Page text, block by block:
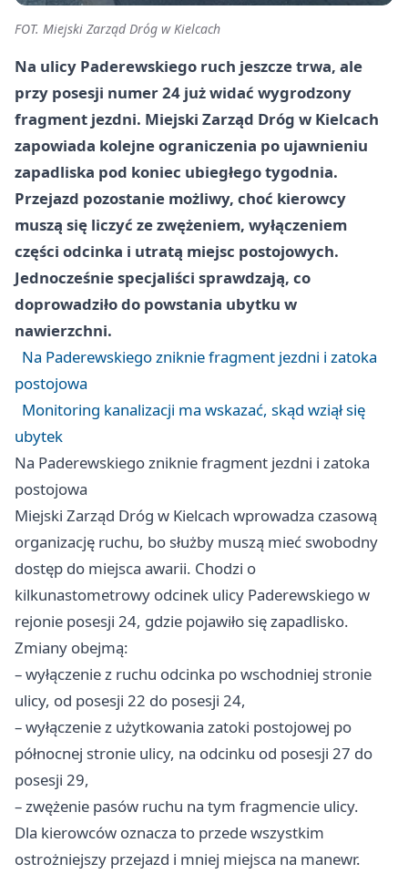
FOT. Miejski Zarząd Dróg w Kielcach
Na ulicy Paderewskiego ruch jeszcze trwa, ale
przy posesji numer 24 już widać wygrodzony
fragment jezdni. Miejski Zarząd Dróg w Kielcach
zapowiada kolejne ograniczenia po ujawnieniu
zapadliska pod koniec ubiegłego tygodnia.
Przejazd pozostanie możliwy, choć kierowcy
muszą się liczyć ze zwężeniem, wyłączeniem
części odcinka i utratą miejsc postojowych.
Jednocześnie specjaliści sprawdzają, co
doprowadziło do powstania ubytku w
nawierzchni.
Na Paderewskiego zniknie fragment jezdni i zatoka
postojowa
Monitoring kanalizacji ma wskazać, skąd wziął się
ubytek
Na Paderewskiego zniknie fragment jezdni i zatoka
postojowa
Miejski Zarząd Dróg w Kielcach wprowadza czasową
organizację ruchu, bo służby muszą mieć swobodny
dostęp do miejsca awarii. Chodzi o
kilkunastometrowy odcinek ulicy Paderewskiego w
rejonie posesji 24, gdzie pojawiło się zapadlisko.
Zmiany obejmą:
– wyłączenie z ruchu odcinka po wschodniej stronie
ulicy, od posesji 22 do posesji 24,
– wyłączenie z użytkowania zatoki postojowej po
północnej stronie ulicy, na odcinku od posesji 27 do
posesji 29,
– zwężenie pasów ruchu na tym fragmencie ulicy.
Dla kierowców oznacza to przede wszystkim
ostrożniejszy przejazd i mniej miejsca na manewr.